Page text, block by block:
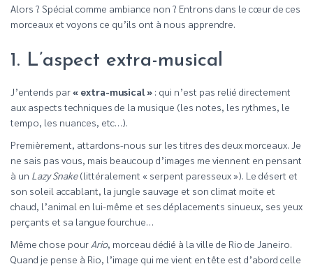
Alors ? Spécial comme ambiance non ? Entrons dans le cœur de ces
morceaux et voyons ce qu’ils ont à nous apprendre.
1. L’aspect extra-musical
J’entends par« extra-musical » : qui n’est pas relié directement
aux aspects techniques de la musique (les notes, les rythmes, le
tempo, les nuances, etc…).
Premièrement, attardons-nous sur les titres des deux morceaux. Je
ne sais pas vous, mais beaucoup d’images me viennent en pensant
à un Lazy Snake(littéralement « serpent paresseux »). Le désert et
son soleil accablant, la jungle sauvage et son climat moite et
chaud, l’animal en lui-même et ses déplacements sinueux, ses yeux
perçants et sa langue fourchue…
Même chose pour Ario, morceau dédié à la ville de Rio de Janeiro.
Quand je pense à Rio, l’image qui me vient en tête est d’abord celle